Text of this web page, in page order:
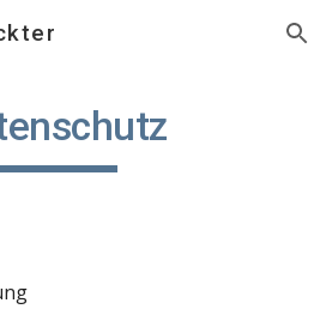
Skip to navigation